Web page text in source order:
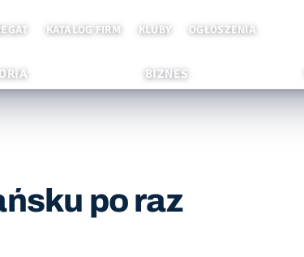
KATALOG FIRM KLUBY OGŁOSZENIA
BIZNES
po raz